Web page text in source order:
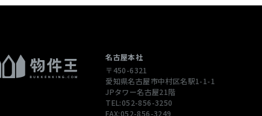
た商品，
ユーザーに
報を利用す
名古屋本社
〒450-6321
愛知県名古屋市中村区名駅1-1-1
JPタワー名古屋21階
TEL:052-856-3250
FAX:052-856-3249